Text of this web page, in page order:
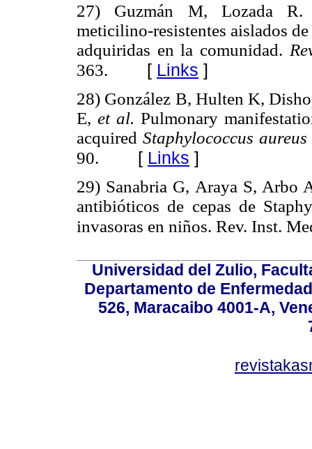
27) Guzmán M, Lozada
meticilino-resistentes aislados
adquiridas en la comunidad.
363. [ Links ]
28) González B, Hulten K,
E, et al. Pulmonary
acquiredStaphylococcus
90. [ Links ]
29) Sanabria G, Araya S, Arbo
antibióticos de cepas de
invasoras en niños. Rev. Inst.
Universidad del Zulio,
Departamento de
526, Maracaibo 4001-A,